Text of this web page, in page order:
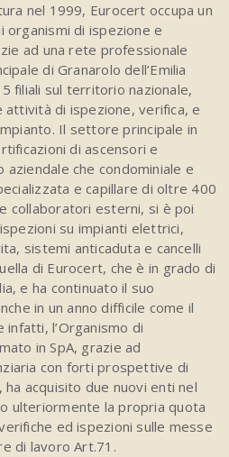
nel 1999, Eurocert occupa un
organismi di ispezione e
ad una rete professionale
di Granarolo dell’Emilia
filiali sul territorio nazionale,
attività di ispezione, verifica, e
Il settore principale in
di ascensori e
aziendale che condominiale e
e capillare di oltre 400
collaboratori esterni, si è poi
su impianti elettrici,
sistemi anticaduta e cancelli
di Eurocert, che è in grado di
e ha continuato il suo
in un anno difficile come il
l’Organismo di
in SpA, grazie ad
con forti prospettive di
acquisito due nuovi enti nel
ulteriormente la propria quota
ed ispezioni sulle messe
di lavoro Art.71.